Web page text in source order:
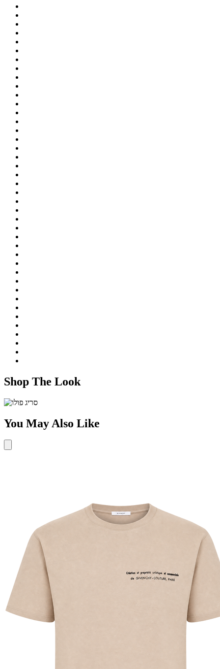
Shop The Look
You May Also Like